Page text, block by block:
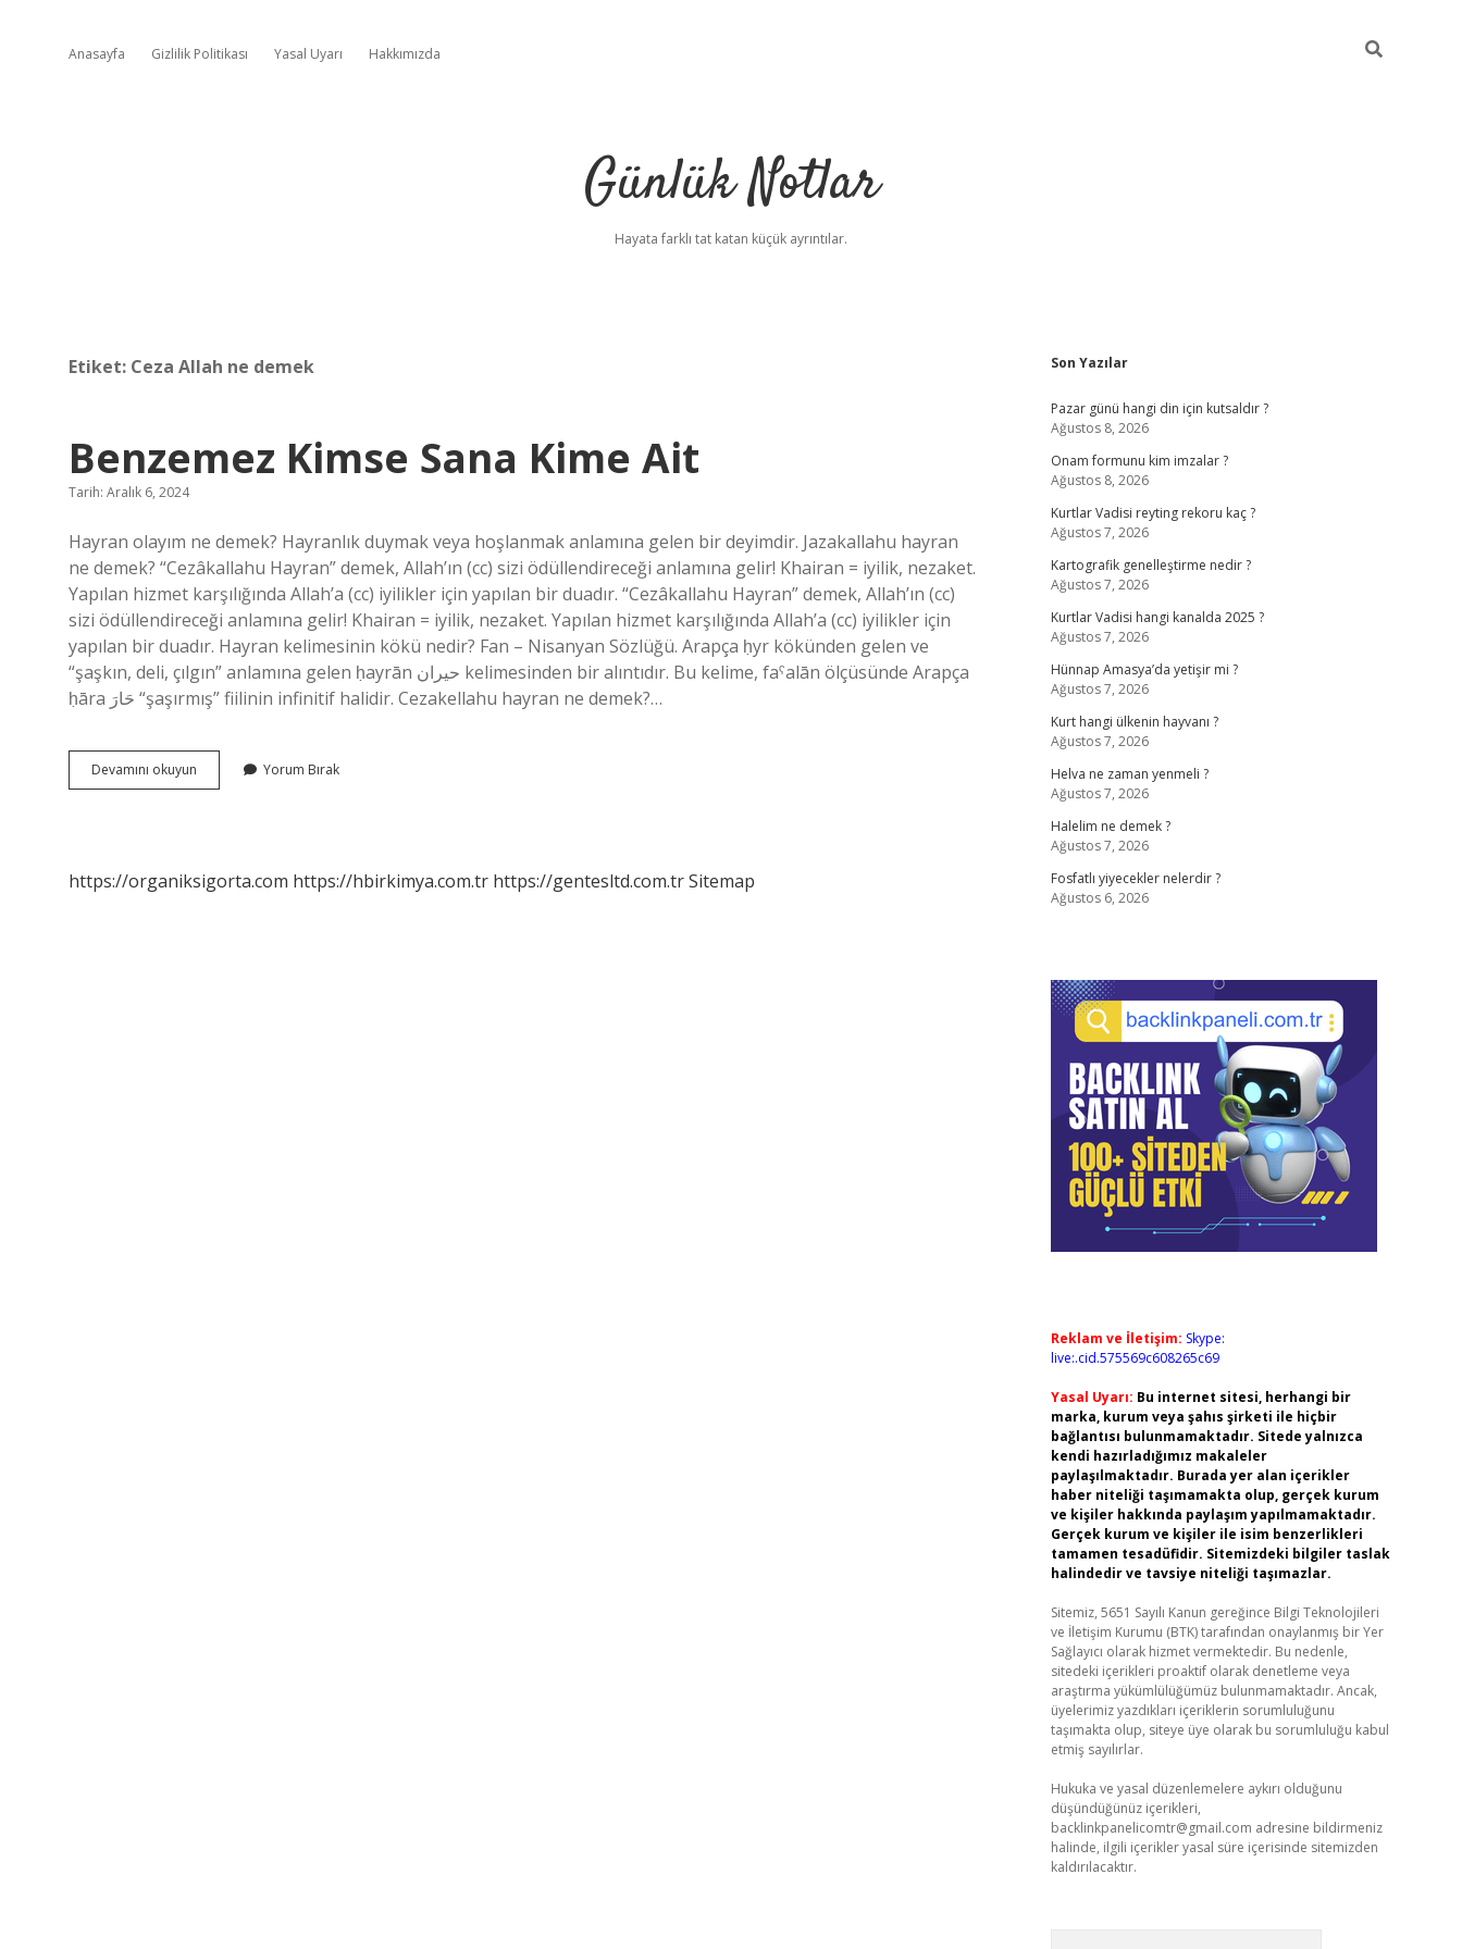
Anasayfa Gizlilik Politikası Yasal Uyarı Hakkımızda
Günlük Notlar
Hayata farklı tat katan küçük ayrıntılar.
Etiket: Ceza Allah ne demek
Benzemez Kimse Sana Kime Ait
Tarih: Aralık 6, 2024
Hayran olayım ne demek? Hayranlık duymak veya hoşlanmak anlamına gelen bir deyimdir. Jazakallahu hayran
ne demek? “Cezâkallahu Hayran” demek, Allah’ın (cc) sizi ödüllendireceği anlamına gelir! Khairan = iyilik, nezaket.
Yapılan hizmet karşılığında Allah’a (cc) iyilikler için yapılan bir duadır. “Cezâkallahu Hayran” demek, Allah’ın (cc)
sizi ödüllendireceği anlamına gelir! Khairan = iyilik, nezaket. Yapılan hizmet karşılığında Allah’a (cc) iyilikler için
yapılan bir duadır. Hayran kelimesinin kökü nedir? Fan – Nisanyan Sözlüğü. Arapça ḥyr kökünden gelen ve
“şaşkın, deli, çılgın” anlamına gelen ḥayrān حيران kelimesinden bir alıntıdır. Bu kelime, faˁalān ölçüsünde Arapça
ḥāra حَارَ “şaşırmış” fiilinin infinitif halidir. Cezakellahu hayran ne demek?…
Devamını okuyun Benzemez
Kimse
Yorum Bırak
https://organiksigorta.com https://hbirkimya.com.tr https://gentesltd.com.trSitemap
Sidebar
Son Yazılar
Pazar günü hangi din için kutsaldır ?
Ağustos 8, 2026
Onam formunu kim imzalar ?
Ağustos 8, 2026
Kurtlar Vadisi reyting rekoru kaç ?
Ağustos 7, 2026
Kartografik genelleştirme nedir ?
Ağustos 7, 2026
Kurtlar Vadisi hangi kanalda 2025 ?
Ağustos 7, 2026
Hünnap Amasya’da yetişir mi ?
Ağustos 7, 2026
Kurt hangi ülkenin hayvanı ?
Ağustos 7, 2026
Helva ne zaman yenmeli ?
Ağustos 7, 2026
Halelim ne demek ?
Ağustos 7, 2026
Fosfatlı yiyecekler nelerdir ?
Ağustos 6, 2026
Reklam ve İletişim: Skype:
live:.cid.575569c608265c69
Yasal Uyarı: Bu internet sitesi, herhangi bir
marka, kurum veya şahıs şirketi ile hiçbir
bağlantısı bulunmamaktadır. Sitede yalnızca
kendi hazırladığımız makaleler
paylaşılmaktadır. Burada yer alan içerikler
haber niteliği taşımamakta olup, gerçek kurum
ve kişiler hakkında paylaşım yapılmamaktadır.
Gerçek kurum ve kişiler ile isim benzerlikleri
tamamen tesadüfidir. Sitemizdeki bilgiler taslak
halindedir ve tavsiye niteliği taşımazlar.
Sitemiz, 5651 Sayılı Kanun gereğince Bilgi Teknolojileri
ve İletişim Kurumu (BTK) tarafından onaylanmış bir Yer
Sağlayıcı olarak hizmet vermektedir. Bu nedenle,
sitedeki içerikleri proaktif olarak denetleme veya
araştırma yükümlülüğümüz bulunmamaktadır. Ancak,
üyelerimiz yazdıkları içeriklerin sorumluluğunu
taşımakta olup, siteye üye olarak bu sorumluluğu kabul
etmiş sayılırlar.
Hukuka ve yasal düzenlemelere aykırı olduğunu
düşündüğünüz içerikleri,
backlinkpanelicomtr@gmail.com adresine bildirmeniz
halinde, ilgili içerikler yasal süre içerisinde sitemizden
kaldırılacaktır.